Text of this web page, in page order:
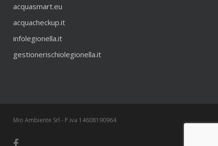
acquasmart.eu
acquacheckup.it
infolegionella.it
gestionerischiolegionella.it
Mio Ambiente Srl - P.iva 14608190964
facebook